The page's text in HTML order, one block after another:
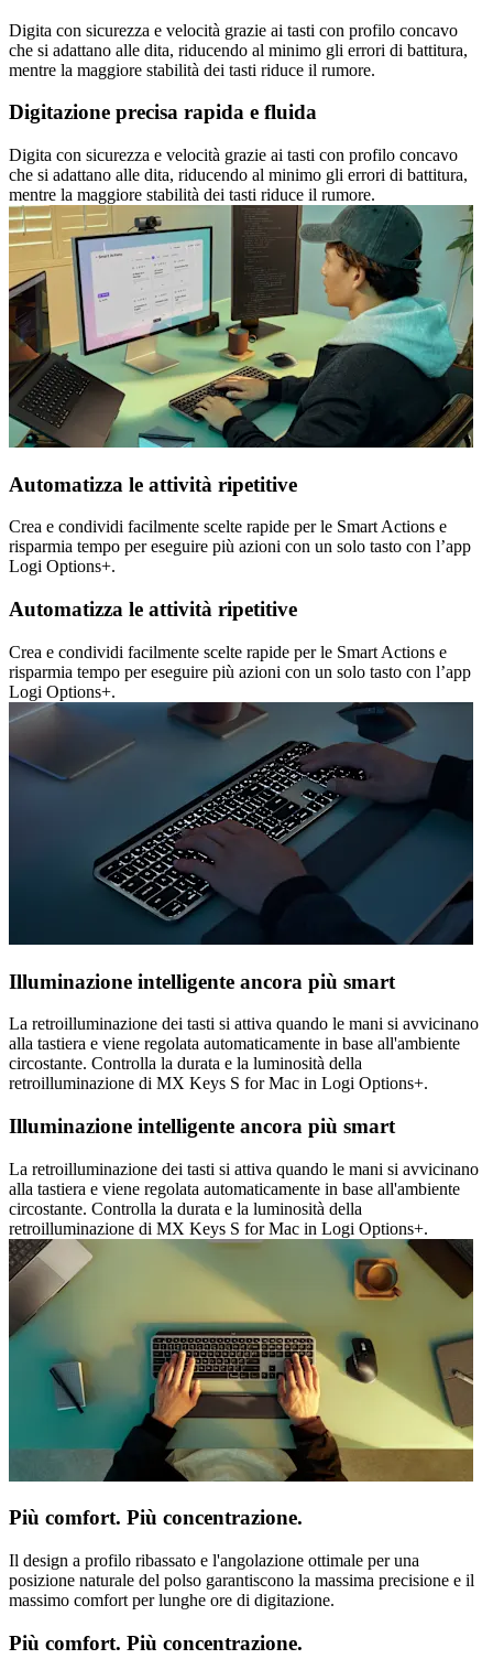
Digita con sicurezza e velocità grazie ai tasti con profilo concavo
che si adattano alle dita, riducendo al minimo gli errori di battitura,
mentre la maggiore stabilità dei tasti riduce il rumore.
Digitazione precisa rapida e fluida
Digita con sicurezza e velocità grazie ai tasti con profilo concavo
che si adattano alle dita, riducendo al minimo gli errori di battitura,
mentre la maggiore stabilità dei tasti riduce il rumore.
Automatizza le attività ripetitive
Crea e condividi facilmente scelte rapide per le Smart Actions e
risparmia tempo per eseguire più azioni con un solo tasto con l’app
Logi Options+.
Automatizza le attività ripetitive
Crea e condividi facilmente scelte rapide per le Smart Actions e
risparmia tempo per eseguire più azioni con un solo tasto con l’app
Logi Options+.
Illuminazione intelligente ancora più smart
La retroilluminazione dei tasti si attiva quando le mani si avvicinano
alla tastiera e viene regolata automaticamente in base all'ambiente
circostante. Controlla la durata e la luminosità della
retroilluminazione di MX Keys S for Mac in Logi Options+.
Illuminazione intelligente ancora più smart
La retroilluminazione dei tasti si attiva quando le mani si avvicinano
alla tastiera e viene regolata automaticamente in base all'ambiente
circostante. Controlla la durata e la luminosità della
retroilluminazione di MX Keys S for Mac in Logi Options+.
Più comfort. Più concentrazione.
Il design a profilo ribassato e l'angolazione ottimale per una
posizione naturale del polso garantiscono la massima precisione e il
massimo comfort per lunghe ore di digitazione.
Più comfort. Più concentrazione.